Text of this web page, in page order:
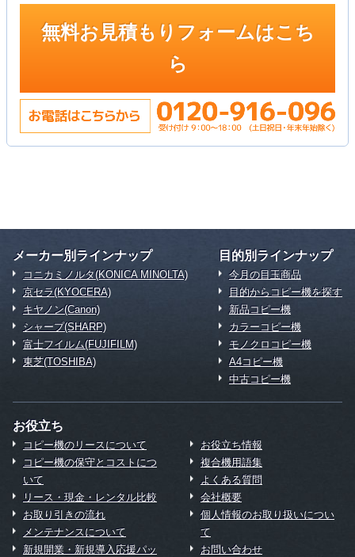
無料お見積もりフォームはこち
ら
メーカー別ラインナップ
コニカミノルタ(KONICA MINOLTA)
京セラ(KYOCERA)
キヤノン(Canon)
シャープ(SHARP)
富士フイルム(FUJIFILM)
東芝(TOSHIBA)
目的別ラインナップ
今月の目玉商品
目的からコピー機を探す
新品コピー機
カラーコピー機
モノクロコピー機
A4コピー機
中古コピー機
お役立ち
コピー機のリースについて
コピー機の保守とコストにつ
いて
リース・現金・レンタル比較
お取り引きの流れ
メンテナンスについて
新規開業・新規導入応援パッ
お役立ち情報
複合機用語集
よくある質問
会社概要
個人情報のお取り扱いについ
て
お問い合わせ